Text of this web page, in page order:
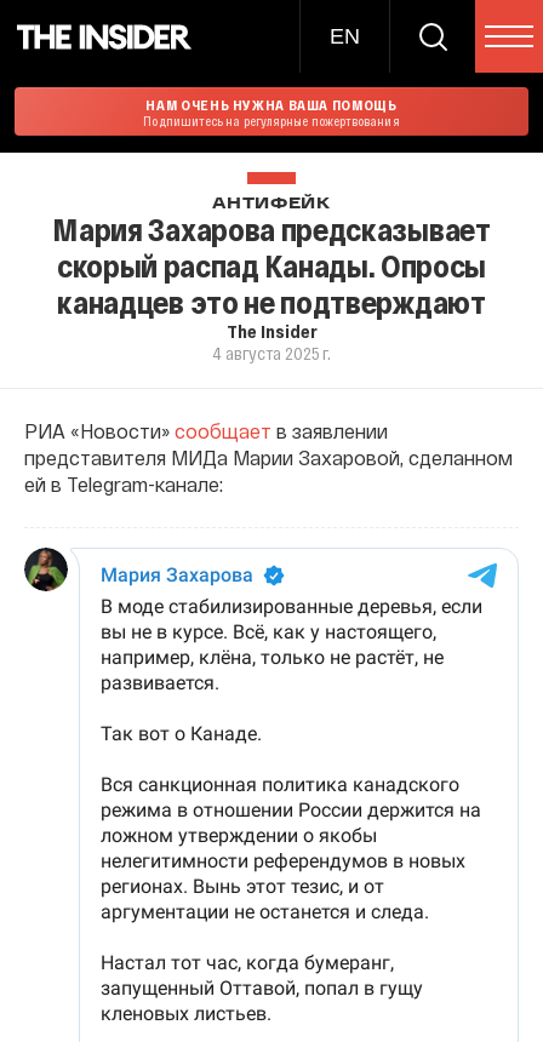
EN
НАМ ОЧЕНЬ НУЖНА ВАША ПОМОЩЬ
Подпишитесь на регулярные пожертвования
АНТИФЕЙК
Мария Захарова предсказывает
скорый распад Канады. Опросы
канадцев это не подтверждают
The Insider
4 августа 2025 г.
РИА «Новости» сообщает в заявлении
представителя МИДа Марии Захаровой, сделанном
ей в Telegram-канале: